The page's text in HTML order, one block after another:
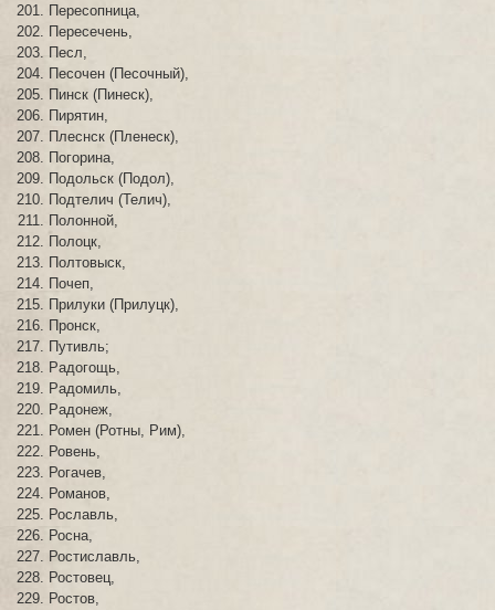
Пересопница,
Пересечень,
Песл,
Песочен (Песочный),
Пинск (Пинеск),
Пирятин,
Плеснск (Пленеск),
Погорина,
Подольск (Подол),
Подтелич (Телич),
Полонной,
Полоцк,
Полтовыск,
Почеп,
Прилуки (Прилуцк),
Пронск,
Путивль;
Радогощь,
Радомиль,
Радонеж,
Ромен (Ротны, Рим),
Ровень,
Рогачев,
Романов,
Рославль,
Росна,
Ростиславль,
Ростовец,
Ростов,